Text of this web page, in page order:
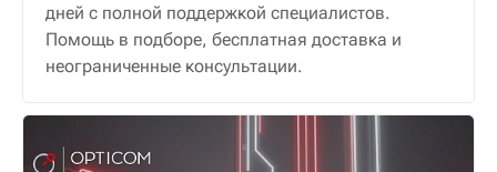
дней с полной поддержкой специалистов.
Помощь в подборе, бесплатная доставка и
неограниченные консультации.